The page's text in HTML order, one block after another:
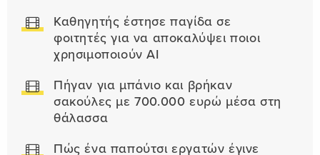
Καθηγητής έστησε παγίδα σε
φοιτητές για να αποκαλύψει ποιοι
χρησιμοποιούν AI
Πήγαν για μπάνιο και βρήκαν
σακούλες με 700.000 ευρώ μέσα στη
θάλασσα
Πώς ένα παπούτσι εργατών έγινε